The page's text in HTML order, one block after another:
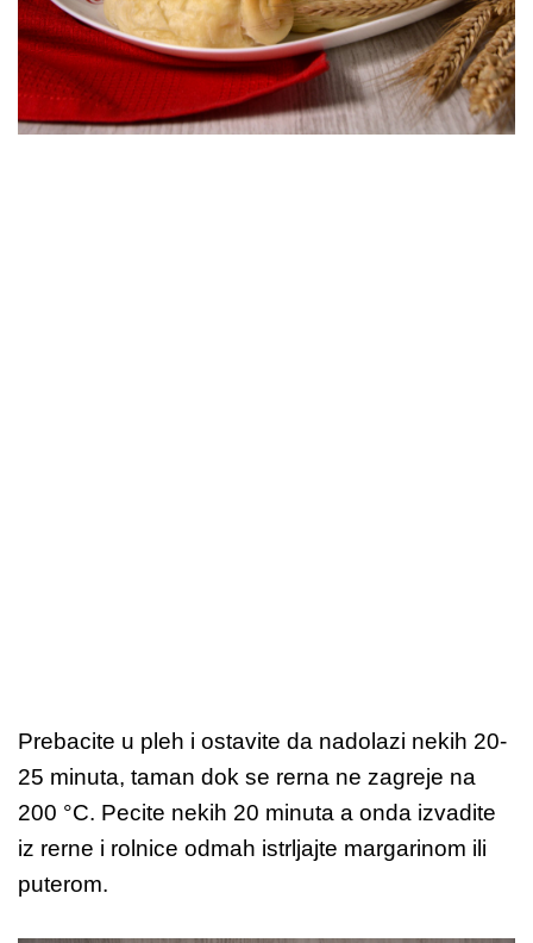
Prebacite u pleh i ostavite da nadolazi nekih 20-
25 minuta, taman dok se rerna ne zagreje na
200 °C. Pecite nekih 20 minuta a onda izvadite
iz rerne i rolnice odmah istrljajte margarinom ili
puterom.